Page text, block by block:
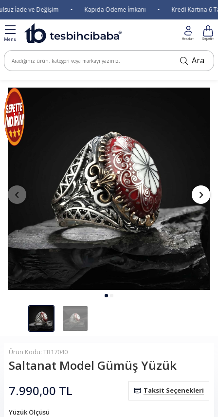
İade ve Değişim Kapıda Ödeme İmkanı Kredi Kartına 6
Menu
Ara
Hesabım Sepetim
Ürün Kodu: TB17040
Saltanat Model Gümüş Yüzük
7.990,00 TL Taksit Seçenekleri
Yüzük Ölçüsü